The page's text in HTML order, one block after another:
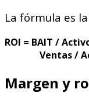
La fórmula es
ROI = BAIT /
Ventas /
Margen y